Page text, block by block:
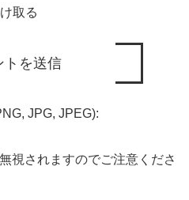
取る
JPG, JPEG):
視されますのでご注意くださ